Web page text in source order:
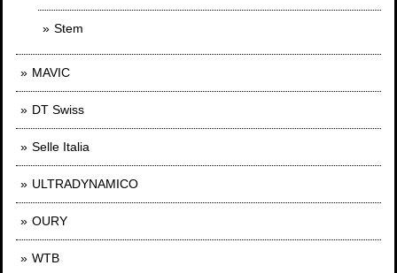
Stem
MAVIC
DT Swiss
Selle Italia
ULTRADYNAMICO
OURY
WTB